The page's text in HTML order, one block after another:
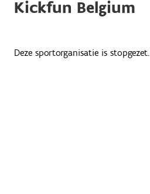
Kickfun Belgium
Deze sportorganisatie is stopgezet.